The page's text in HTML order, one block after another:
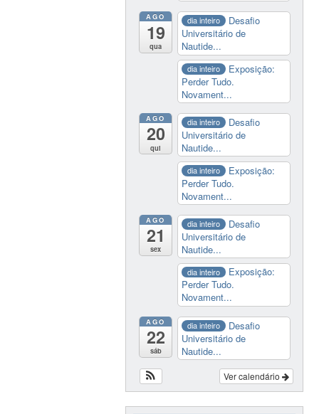
AGO
19
qua
dia inteiro
Desafio
Universitário de
Nautide...
dia inteiro
Exposição:
Perder Tudo.
Novament...
AGO
20
qui
dia inteiro
Desafio
Universitário de
Nautide...
dia inteiro
Exposição:
Perder Tudo.
Novament...
AGO
21
sex
dia inteiro
Desafio
Universitário de
Nautide...
dia inteiro
Exposição:
Perder Tudo.
Novament...
AGO
22
sáb
dia inteiro
Desafio
Universitário de
Nautide...
Ver calendário